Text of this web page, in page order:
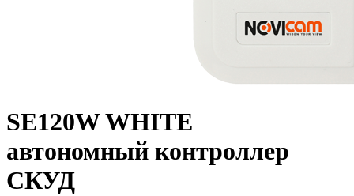
SE120W WHITE
автономный контроллер
СКУД